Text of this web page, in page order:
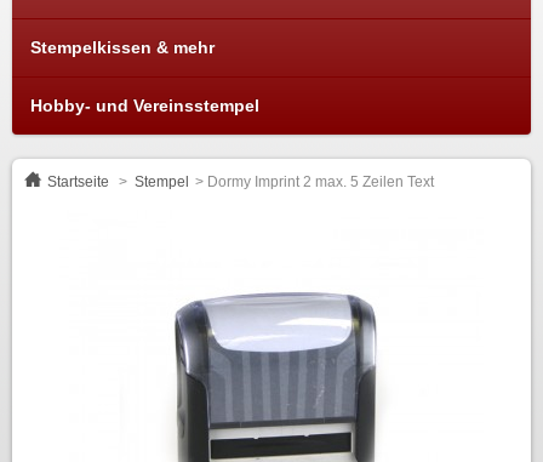
Stempelkissen & mehr
Hobby- und Vereinsstempel
Startseite > Stempel > Dormy Imprint 2 max. 5 Zeilen Text